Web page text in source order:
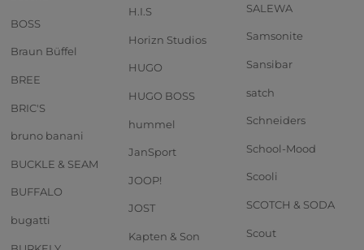
BOSS
Braun Büffel
BREE
BRIC'S
bruno banani
BUCKLE & SEAM
BUFFALO
bugatti
H.I.S
Horizn Studios
HUGO
HUGO BOSS
hummel
JanSport
JOOP!
JOST
Kapten & Son
SALEWA
Samsonite
Sansibar
satch
Schneiders
School-Mood
Scooli
SCOTCH & SODA
Scout